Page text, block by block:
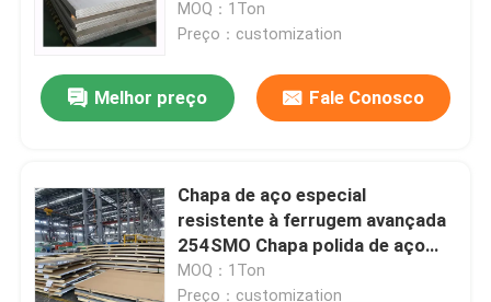
Fale Conosco
notícias
Pedir um orçamento
2B
MOQ：1Ton
Preço：customization
Melhor preço Fale Conosco
Chapa de aço especial
resistente à ferrugem avançada
254SMO Chapa polida de aço
inoxidável
MOQ：1Ton
Preço：customization